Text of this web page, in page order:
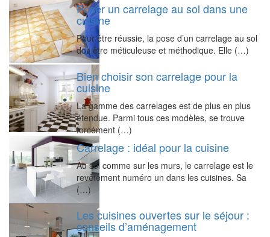
Poser un carrelage au sol dans une
cuisine
Pour être réussie, la pose d’un carrelage au sol
doit être méticuleuse et méthodique. Elle (…)
Bien choisir son carrelage pour la
cuisine
La gamme des carrelages est de plus en plus
étendue. Parmi tous ces modèles, se trouve
forcément (…)
Carrelage : idéal pour la cuisine
Au sol comme sur les murs, le carrelage est le
revêtement numéro un dans les cuisines. Sa
(…)
Les cuisines ouvertes sur le séjour :
conseils d’aménagement